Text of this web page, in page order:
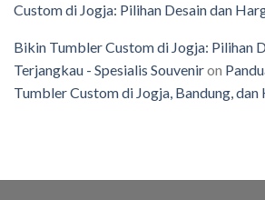
Custom di Jogja: Pilihan Desain dan
Bikin Tumbler Custom di Jogja: Pilihan
Terjangkau - Spesialis Souveniron
Tumbler Custom di Jogja, Bandung, dan